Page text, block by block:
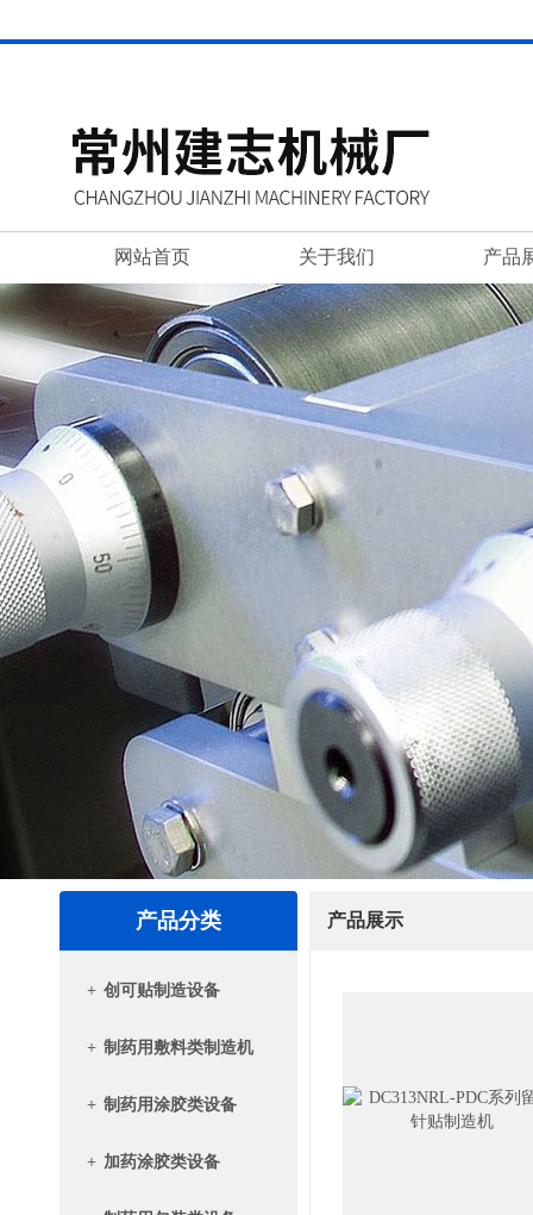
网站首页 关于我们 产品
产品分类
+ 创可贴制造设备
+ 制药用敷料类制造机
+ 制药用涂胶类设备
+ 加药涂胶类设备
产品展示